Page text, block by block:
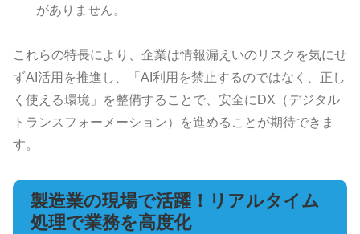
がありません。
これらの特長により、企業は情報漏えいのリスクを気にせ
ずAI活用を推進し、「AI利用を禁止するのではなく、正し
く使える環境」を整備することで、安全にDX（デジタル
トランスフォーメーション）を進めることが期待できま
す。
製造業の現場で活躍！リアルタイム
処理で業務を高度化